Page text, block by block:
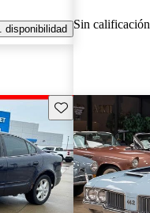
disponibilidad Sin calificación
Guarda este Aviso